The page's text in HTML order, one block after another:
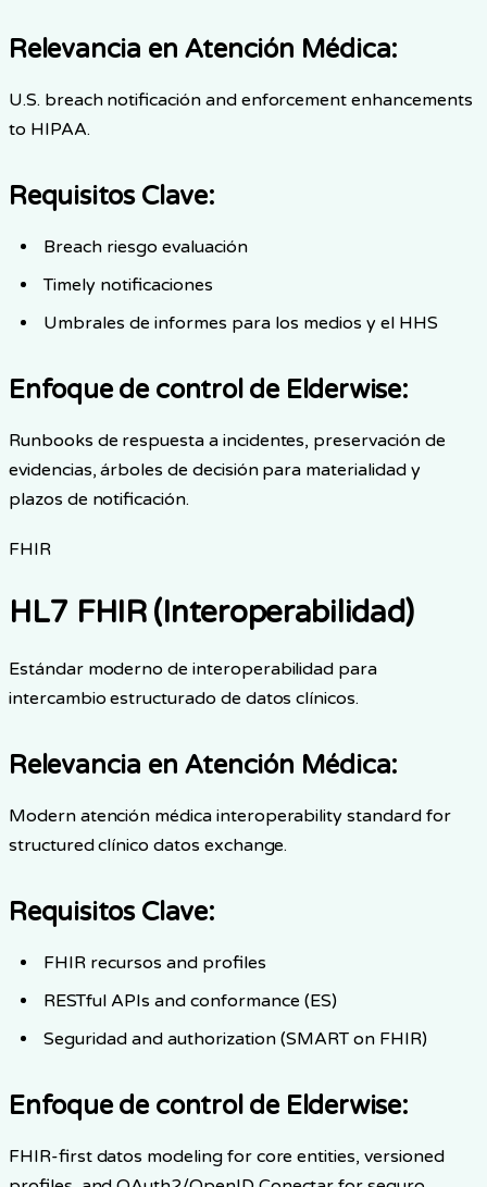
Relevancia en Atención Médica:
U.S. breach notificación and enforcement enhancements
to HIPAA.
Requisitos Clave:
Breach riesgo evaluación
Timely notificaciones
Umbrales de informes para los medios y el HHS
Enfoque de control de Elderwise:
Runbooks de respuesta a incidentes, preservación de
evidencias, árboles de decisión para materialidad y
plazos de notificación.
FHIR
HL7 FHIR (Interoperabilidad)
Estándar moderno de interoperabilidad para
intercambio estructurado de datos clínicos.
Relevancia en Atención Médica:
Modern atención médica interoperability standard for
structured clínico datos exchange.
Requisitos Clave:
FHIR recursos and profiles
RESTful APIs and conformance (ES)
Seguridad and authorization (SMART on FHIR)
Enfoque de control de Elderwise:
FHIR-first datos modeling for core entities, versioned